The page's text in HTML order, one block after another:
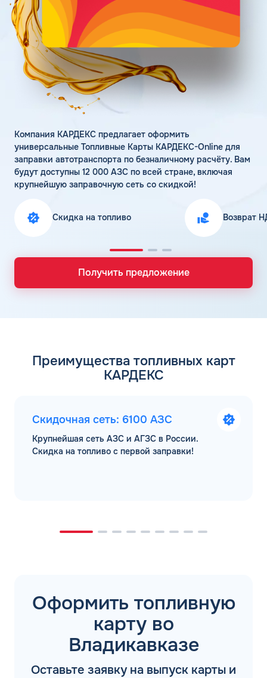
Статьи
Цена бензина и ДТ
Личный кабинет
Карта АЗС
Получить консультацию
Компания КАРДЕКС предлагает оформить
универсальные Топливные Карты КАРДЕКС-Online для
заправки автотранспорта по безналичному расчёту. Вам
будут доступны 12 000 АЗС по всей стране, включая
крупнейшую заправочную сеть со скидкой!
Скидка на топливо Возврат
Получить предложение
Преимущества топливных карт
КАРДЕКС
Скидочная сеть: 6100 АЗС
Крупнейшая сеть АЗС и АГЗС в России.
Скидка на топливо с первой заправки!
Оформить топливную
карту во
Владикавказе
Оставьте заявку на выпуск карты и